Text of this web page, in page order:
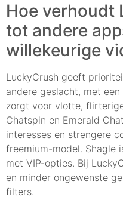
Hoe verhoudt
tot andere
willekeurige
LuckyCrush geeft
andere geslacht, met
zorgt voor vlotte,
Chatspin en Emerald
interesses en strengere
freemium-model. Shagle
met VIP-opties. Bij
en minder ongewenste
filters.